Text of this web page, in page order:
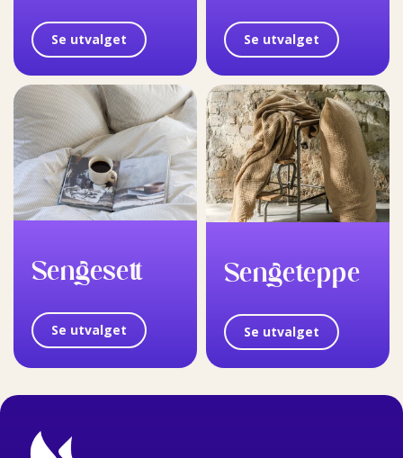
Se utvalget Se utvalget
Sengesett
Se utvalget
Sengeteppe
Se utvalget